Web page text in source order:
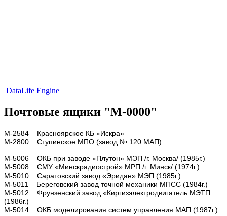
DataLife Engine
Почтовые ящики "М-0000"
М-2584 Красноярское КБ «Искра»
М-2800 Ступинское МПО (завод № 120 МАП)
М-5006 ОКБ при заводе «Плутон» МЭП /г. Москва/ (1985г.)
М-5008 СМУ «Минскрадиострой» МРП /г. Минск/ (1974г.)
М-5010 Саратовский завод «Эридан» МЭП (1985г.)
М-5011 Береговский завод точной механики МПСС (1984г.)
М-5012 Фрунзенский завод «Киргизэлектродвигатель МЭТП
(1986г.)
М-5014 ОКБ моделирования систем управления МАП (1987г.)